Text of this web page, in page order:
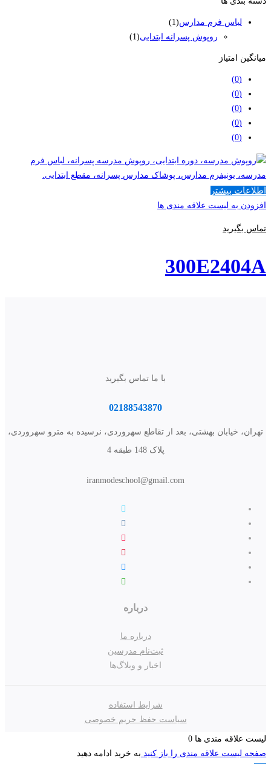
لباس فرم مدارس(1)
روپوش پسرانه ابتدایی(1)
میانگین امتیاز
(0)
(0)
(0)
(0)
(0)
اطلاعات بیشتر
افزودن به لیست علاقه مندی ها
تماس بگیرید
300E2404A
با ما تماس بگیرید
02188543870
تهران، خیابان بهشتی، بعد از تقاطع سهروردی، نرسیده به مترو سهروردی،
پلاک 148 طبقه 4
iranmodeschool@gmail.com
درباره
درباره ما
ثبت‌نام مدرسین
اخبار و وبلاگ‌ها
شرایط استفاده
سیاست حفظ حریم خصوصی
لیست علاقه مندی ها 0
صفحه لیست علاقه مندی را باز کنید به خرید ادامه دهید